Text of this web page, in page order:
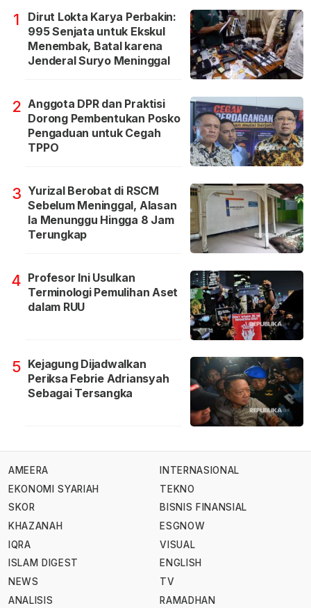
1
Dirut Lokta Karya Perbakin:
995 Senjata untuk Ekskul
Menembak, Batal karena
Jenderal Suryo Meninggal
2 Anggota DPR dan Praktisi
Dorong Pembentukan Posko
Pengaduan untuk Cegah
TPPO
3 Yurizal Berobat di RSCM
Sebelum Meninggal, Alasan
Ia Menunggu Hingga 8 Jam
Terungkap
4 Profesor Ini Usulkan
Terminologi Pemulihan Aset
dalam RUU
5 Kejagung Dijadwalkan
Periksa Febrie Adriansyah
Sebagai Tersangka
AMEERA
EKONOMI SYARIAH
SKOR
KHAZANAH
IQRA
ISLAM DIGEST
NEWS
ANALISIS
INTERNASIONAL
TEKNO
BISNIS FINANSIAL
ESGNOW
VISUAL
ENGLISH
TV
RAMADHAN